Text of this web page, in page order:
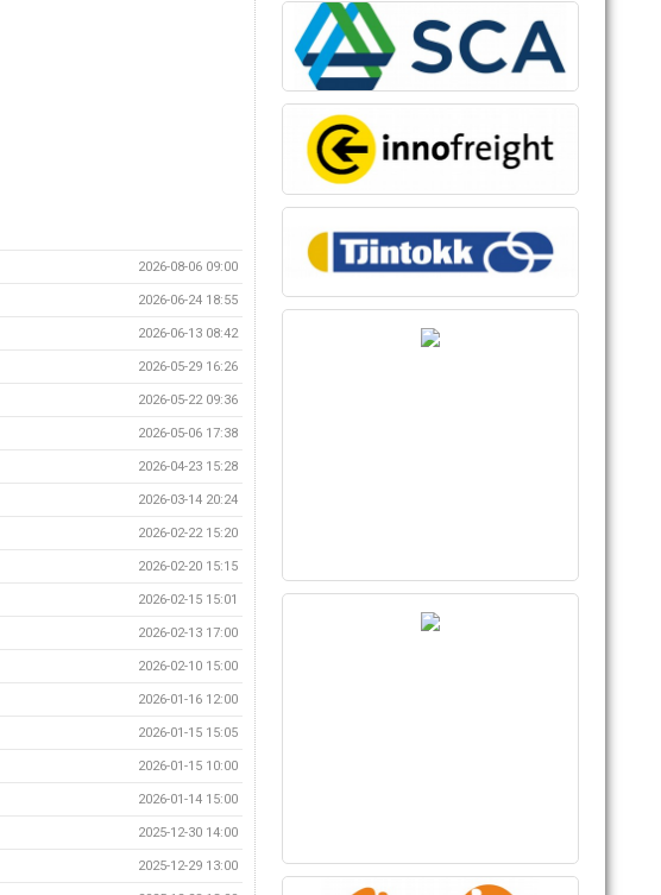
2026-08-06 09:00
2026-06-24 18:55
2026-06-13 08:42
2026-05-29 16:26
2026-05-22 09:36
2026-05-06 17:38
2026-04-23 15:28
2026-03-14 20:24
2026-02-22 15:20
2026-02-20 15:15
2026-02-15 15:01
2026-02-13 17:00
2026-02-10 15:00
2026-01-16 12:00
2026-01-15 15:05
2026-01-15 10:00
2026-01-14 15:00
2025-12-30 14:00
2025-12-29 13:00